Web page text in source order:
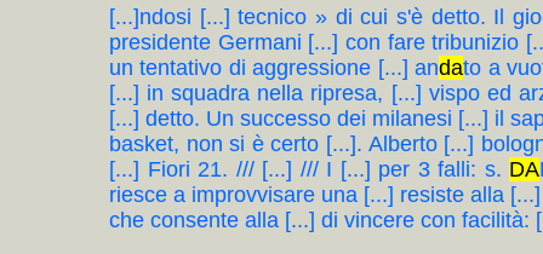
[...]ndosi [...] tecnico » di cui s'è detto. Il
presidente Germani [...] con fare tribunizio
un tentativo di aggressione [...] andato a
[...] in squadra nella ripresa, [...] vispo ed
[...] detto. Un successo dei milanesi [...] il
basket, non si è certo [...]. Alberto [...]
[...] Fiori 21. /// [...] /// I [...] per 3 falli: s. DA
riesce a improvvisare una [...] resiste alla
che consente alla [...] di vincere con